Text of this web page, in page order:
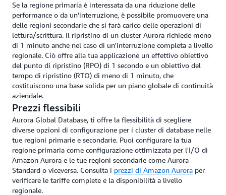
Se la regione primaria è interessata da una riduzione delle
performance o da un’interruzione, è possibile promuovere una
delle regioni secondarie che si farà carico delle operazioni di
lettura/scrittura. Il ripristino di un cluster Aurora richiede meno
di 1 minuto anche nel caso di un'interruzione completa a livello
regionale. Ciò offre alla tua applicazione un effettivo obiettivo
del punto di ripristino (RPO) di 1 secondo e un obiettivo del
tempo di ripristino (RTO) di meno di 1 minuto, che
costituiscono una base solida per un piano globale di continuità
aziendale.
Prezzi flessibili
Aurora Global Database, ti offre la flessibilità di scegliere
diverse opzioni di configurazione per i cluster di database nelle
tue regioni primarie e secondarie. Puoi configurare la tua
regione primaria come configurazione ottimizzata per l'I/O di
Amazon Aurora e le tue regioni secondarie come Aurora
Standard o viceversa. Consulta i prezzi di Amazon Aurora per
verificare le tariffe complete e la disponibilità a livello
regionale.